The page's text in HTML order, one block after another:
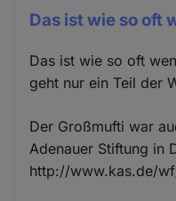
Das ist wie so oft
Das ist wie so oft
geht nur ein Teil der
Der Großmufti war
Adenauer Stiftung in
http://www.kas.de/